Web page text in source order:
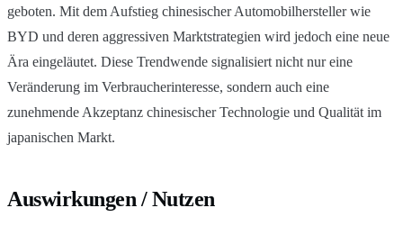
geboten. Mit dem Aufstieg chinesischer Automobilhersteller wie
BYD und deren aggressiven Marktstrategien wird jedoch eine neue
Ära eingeläutet. Diese Trendwende signalisiert nicht nur eine
Veränderung im Verbraucherinteresse, sondern auch eine
zunehmende Akzeptanz chinesischer Technologie und Qualität im
japanischen Markt.
Auswirkungen / Nutzen